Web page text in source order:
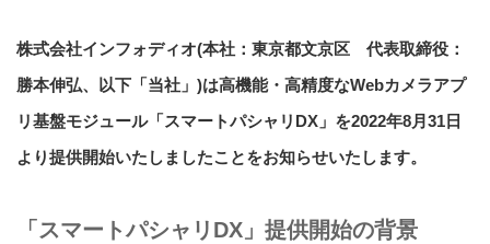
株式会社インフォディオ(本社：東京都文京区 代表取締役：
勝本伸弘、以下「当社」)は高機能・高精度なWebカメラアプ
リ基盤モジュール「スマートパシャリDX」を2022年8月31日
より提供開始いたしましたことをお知らせいたします。
「スマートパシャリDX」提供開始の背景